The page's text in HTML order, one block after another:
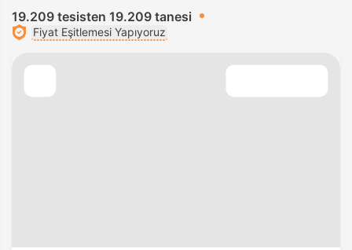
19.209 tesisten 19.209 tanesi
Fiyat Eşitlemesi Yapıyoruz